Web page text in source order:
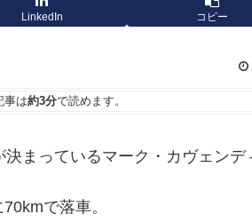
LinkedIn コピー
事は約3分で読めます。
まっているマーク・カヴェンデ
で落車。